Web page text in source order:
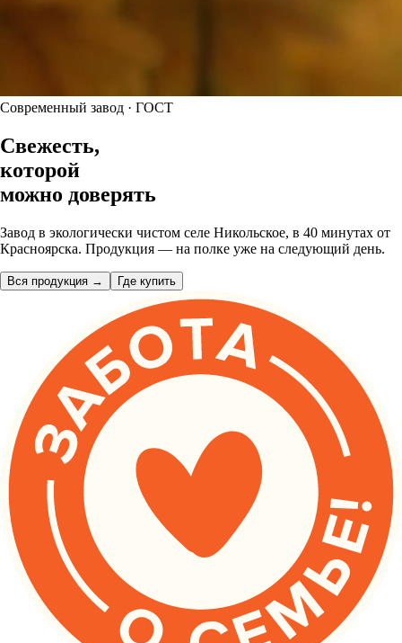
Современный завод · ГОСТ
Свежесть,
которой
можно доверять
Завод в экологически чистом селе Никольское, в 40 минутах от
Красноярска. Продукция — на полке уже на следующий день.
Вся продукция → Где купить